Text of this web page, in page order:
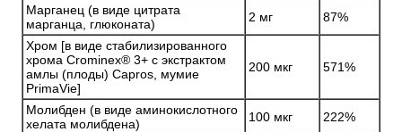
Марганец (в виде цитрата
марганца, глюконата)
2 мг
87%
Хром [в виде стабилизированного
хрома Crominex® 3+ с экстрактом
амлы (плоды) Capros, мумие
PrimaVie]
200 мкг 571%
Молибден (в виде аминокислотного
хелата молибдена)
100 мкг
222%